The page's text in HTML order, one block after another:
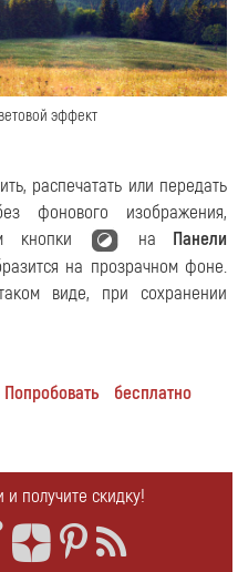
эффект
распечатать или передать
фонового изображения,
кнопки
на Панели
на прозрачном фоне.
виде, при сохранении
бесплатно
и получите скидку!